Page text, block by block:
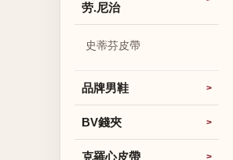
劳.尼治
史蒂芬皮帶
品牌男鞋
BV錢夾
克羅心皮帶